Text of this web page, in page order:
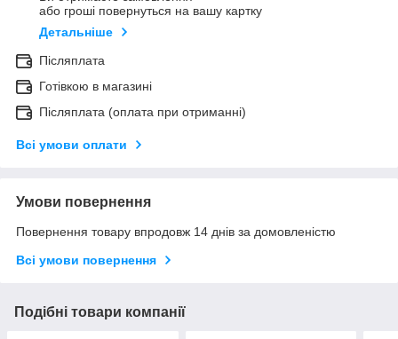
або гроші повернуться на вашу картку
Детальніше
Післяплата
Готівкою в магазині
Післяплата (оплата при отриманні)
Всі умови оплати
Умови повернення
Повернення товару впродовж 14 днів за домовленістю
Всі умови повернення
Подібні товари компанії